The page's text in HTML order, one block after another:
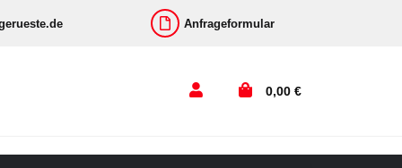
Anfrageformular
0,00 €